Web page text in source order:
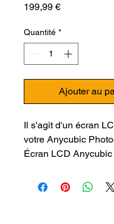
199,99 €Prix
Quantité *
Ajouter au
Il s'agit d'un écran
votre Anycubic
Écran LCD
Écran LCD 4K